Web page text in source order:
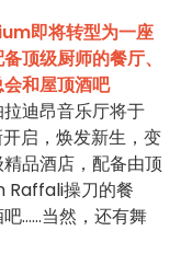
即将转型为一座
顶级厨师的餐厅、
和屋顶酒吧
迪昂音乐厅将于
启，焕发新生，变
品酒店，配备由顶
Raffali操刀的餐
……当然，还有舞